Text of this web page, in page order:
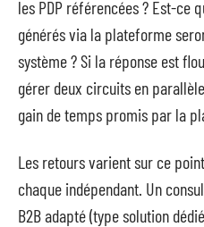
les PDP référencées ? Est-ce
générés via la plateforme
système ? Si la réponse est
gérer deux circuits en
gain de temps promis par la
Les retours varient sur ce
chaque indépendant. Un
B2B adapté (type solution